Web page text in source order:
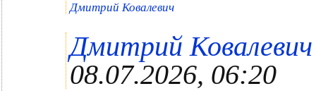
Дмитрий Ковалевич
Дмитрий
08.07.2026, 06:20